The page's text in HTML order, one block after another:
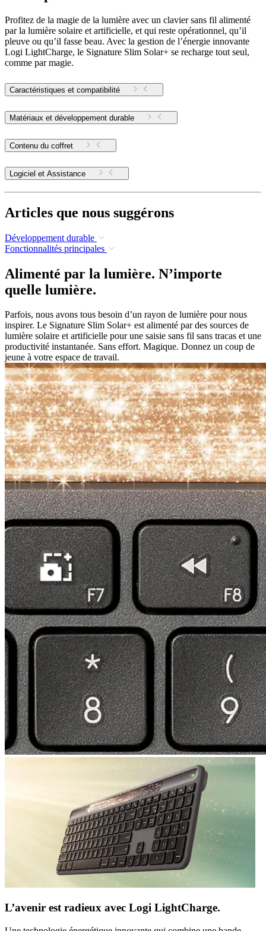
Profitez de la magie de la lumière avec un clavier sans fil alimenté
par la lumière solaire et artificielle, et qui reste opérationnel, qu’il
pleuve ou qu’il fasse beau. Avec la gestion de l’énergie innovante
Logi LightCharge, le Signature Slim Solar+ se recharge tout seul,
comme par magie.
Caractéristiques et compatibilité
Matériaux et développement durable
Contenu du coffret
Logiciel et Assistance
Articles que nous suggérons
Développement durable
Fonctionnalités principales
Alimenté par la lumière. N’importe
quelle lumière.
Parfois, nous avons tous besoin d’un rayon de lumière pour nous
inspirer. Le Signature Slim Solar+ est alimenté par des sources de
lumière solaire et artificielle pour une saisie sans fil sans tracas et une
productivité instantanée. Sans effort. Magique. Donnez un coup de
jeune à votre espace de travail.
L’avenir est radieux avec Logi LightCharge.